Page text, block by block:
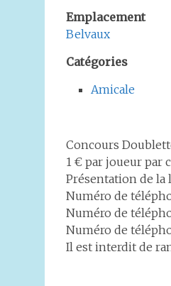
Emplacement
Belvaux
Catégories
Amicale
Concours
1 € par joueur par
Présentation de la
Numéro de
Numéro de
Numéro de
Il est interdit de